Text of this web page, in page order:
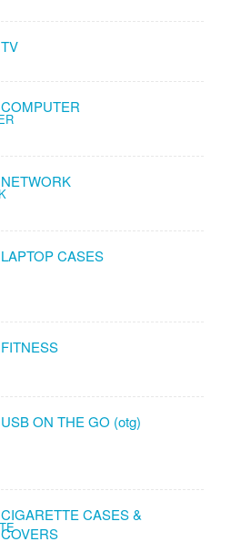
TV
COMPUTER
NETWORK
LAPTOP CASES
FITNESS
USB ON THE GO (otg)
CIGARETTE CASES &
COVERS